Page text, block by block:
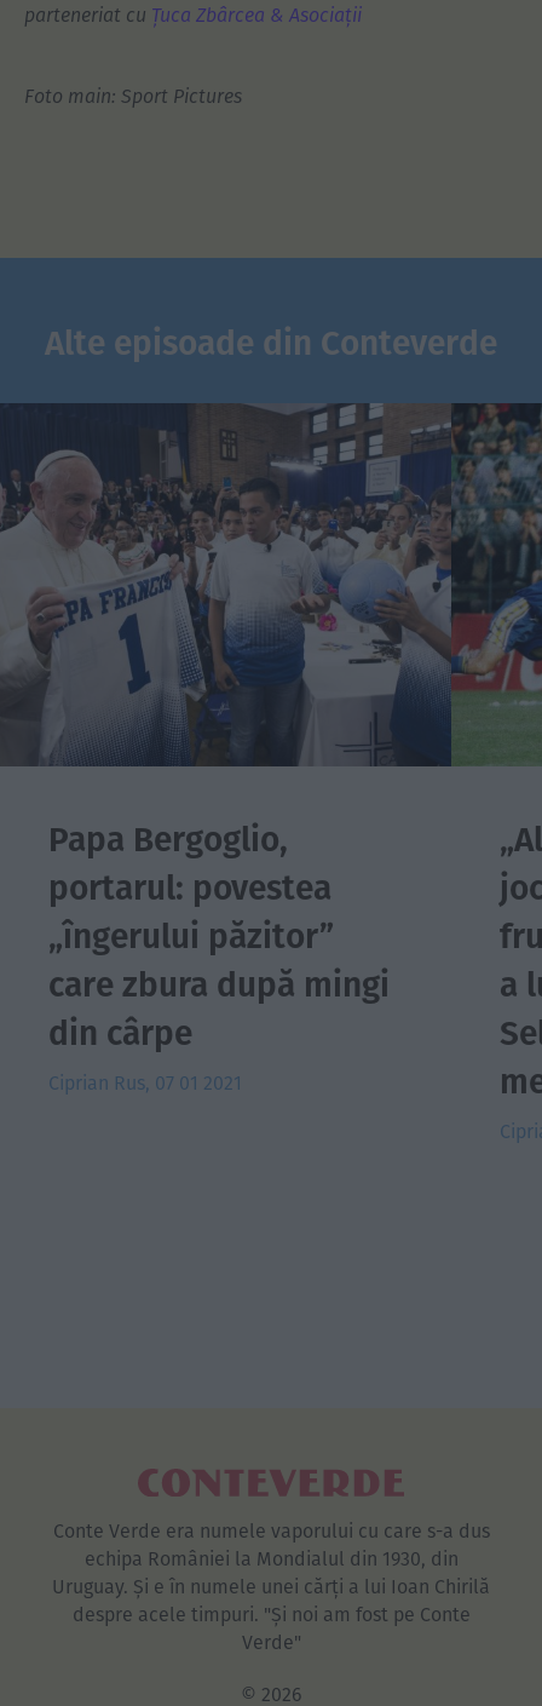
parteneriat cu Țuca Zbârcea & Asociații
Foto main: Sport Pictures
Alte episoade din Conteverde
Papa Bergoglio,
portarul: povestea
„îngerului păzitor”
care zbura după mingi
din cârpe
Ciprian Rus, 07 01 2021
a
Conte Verde era numele vaporului cu care s-a dus
echipa României la Mondialul din 1930, din
Uruguay. Și e în numele unei cărți a lui Ioan Chirilă
despre acele timpuri. "Și noi am fost pe Conte
Verde"
© 2026